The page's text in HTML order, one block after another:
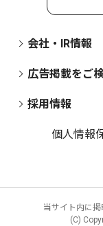
会社・IR情報
広告掲載をご
採用情報
個人情報
当サイト内に掲
(C)